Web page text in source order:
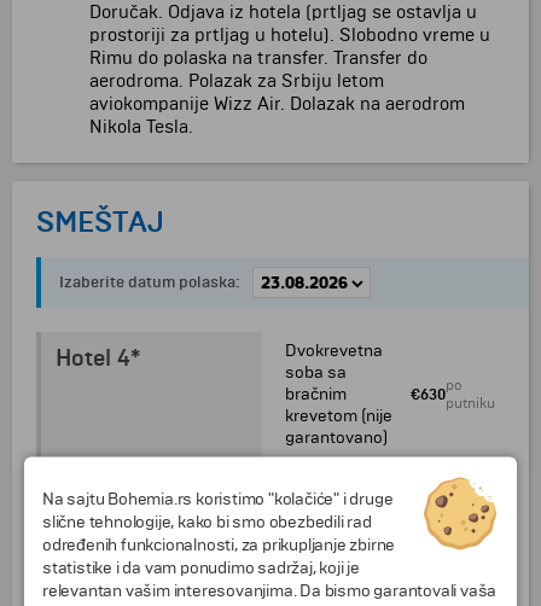
Doručak. Odjava iz hotela (prtljag se ostavlja u
prostoriji za prtljag u hotelu). Slobodno vreme u
Rimu do polaska na transfer. Transfer do
aerodroma. Polazak za Srbiju letom
aviokompanije Wizz Air. Dolazak na aerodrom
Nikola Tesla.
SMEŠTAJ
Izaberite datum polaska:
Hotel 4*
Dvokrevetna
soba sa
bračnim
krevetom (nije
garantovano)
€630
po
putniku
soba sa
odvojenim
krevetima (nije
garantovano)
€630
po
putniku
Dodatni ležaj u
Na sajtu Bohemia.rs koristimo "kolačiće" i druge
slične tehnologije, kako bi smo obezbedili rad
određenih funkcionalnosti, za prikupljanje zbirne
statistike i da vam ponudimo sadržaj, koji je
relevantan vašim interesovanjima. Da bismo garantovali vaša